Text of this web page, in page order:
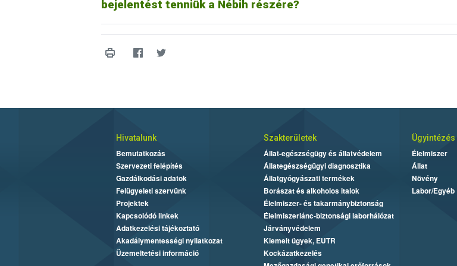
bejelentést tenniük a Nébih részére?
Hivatalunk
Bemutatkozás
Szervezeti felépítés
Gazdálkodási adatok
Felügyeleti szervünk
Projektek
Kapcsolódó linkek
Adatkezelési tájékoztató
Akadálymentességi nyilatkozat
Üzemeltetési információ
Szakterületek
Állat-egészségügy és állatvédelem
Állategészségügyi diagnosztika
Állatgyógyászati termékek
Borászat és alkoholos italok
Élelmiszer- és takarmánybiztonság
Élelmiszerlánc-biztonsági laborhálózat
Járványvédelem
Kiemelt ügyek, EUTR
Kockázatkezelés
Ügyintézés
Élelmiszer
Állat
Növény
Labor/Egyéb